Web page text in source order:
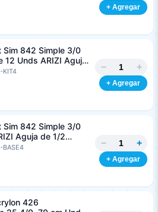
+ Agregar
Sim 842 Simple 3/0
12 Unds ARIZI Aguja
Conica 36 mm
KIT4 − +
+ Agregar
Sim 842 Simple 3/0
Aguja de 1/2
36 mm
BASE4 − +
+ Agregar
426